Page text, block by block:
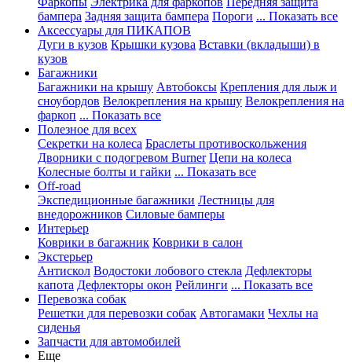
бампера Задняя защита бампера Пороги ... Показать все
Аксессуары для ПИКАПОВ
Дуги в кузов Крышки кузова Вставки (вкладыши) в
кузов
Багажники
Багажники на крышу Автобоксы Крепления для лыж и
сноубордов Велокрепления на крышу Велокрепления на
фаркоп ... Показать все
Полезное для всех
Секретки на колеса Браслеты противоскольжения
Дворники с подогревом Burner Цепи на колеса
Колесные болты и гайки ... Показать все
Off-road
Экспедиционные багажники Лестницы для
внедорожников Силовые бамперы
Интерьер
Коврики в багажник Коврики в салон
Экстерьер
Антискол Водостоки лобового стекла Дефлекторы
капота Дефлекторы окон Рейлинги ... Показать все
Перевозка собак
Решетки для перевозки собак Автогамаки Чехлы на
сиденья
Запчасти для автомобилей
Еще